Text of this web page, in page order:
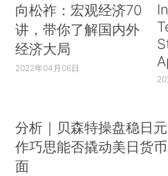
向松祚：宏观经济70
讲，带你了解国内外
经济大局
2022年04月06日
分析｜贝森特操盘稳日
作巧思能否撬动美日货
面